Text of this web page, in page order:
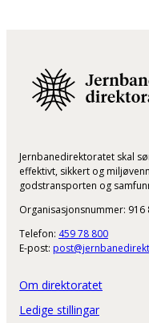
Jernbanedirektoratet skal
effektivt, sikkert og
godstransporten og
Organisasjonsnummer: 916
Telefon: 459 78 800
E-post:
Om direktoratet
Ledige stillingar